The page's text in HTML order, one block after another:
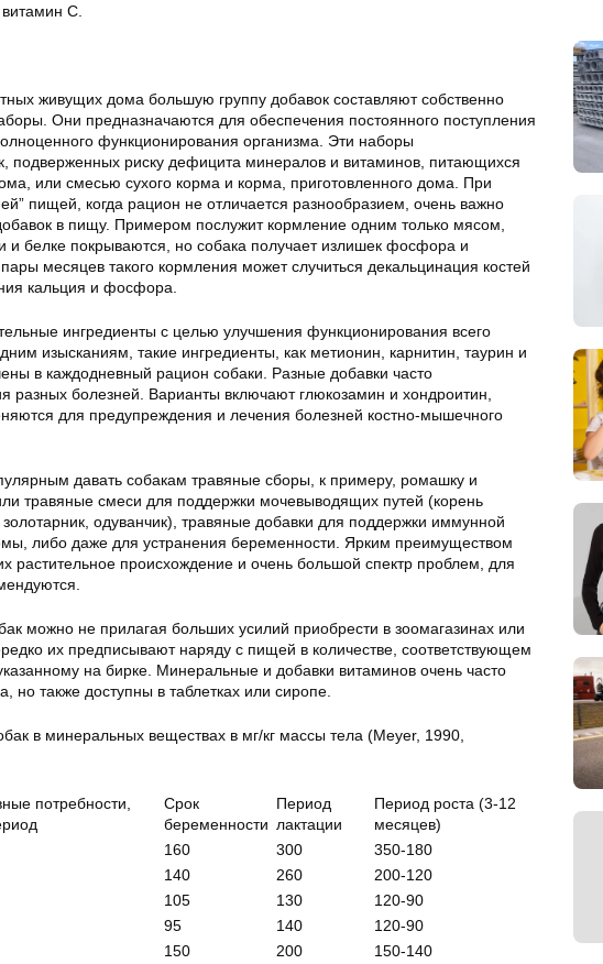
C.
живущих дома большую группу добавок составляют собственно
Они предназначаются для обеспечения постоянного поступления
функционирования организма. Эти наборы
подверженных риску дефицита минералов и витаминов, питающихся
или смесью сухого корма и корма, приготовленного дома. При
пищей, когда рацион не отличается разнообразием, очень важно
в пищу. Примером послужит кормление одним только мясом,
и белке покрываются, но собака получает излишек фосфора и
месяцев такого кормления может случиться декальцинация костей
кальция и фосфора.
ингредиенты с целью улучшения функционирования всего
изысканиям, такие ингредиенты, как метионин, карнитин, таурин и
в каждодневный рацион собаки. Разные добавки часто
разных болезней. Варианты включают глюкозамин и хондроитин,
для предупреждения и лечения болезней костно-мышечного
давать собакам травяные сборы, к примеру, ромашку и
травяные смеси для поддержки мочевыводящих путей (корень
одуванчик), травяные добавки для поддержки иммунной
либо даже для устранения беременности. Ярким преимуществом
растительное происхождение и очень большой спектр проблем, для
можно не прилагая больших усилий приобрести в зоомагазинах или
их предписывают наряду с пищей в количестве, соответствующем
на бирке. Минеральные и добавки витаминов очень часто
но также доступны в таблетках или сиропе.
в минеральных веществах в мг/кг массы тела (Meyer, 1990,
потребности,
Срок
беременности
Период
лактации
Период роста (3-12
месяцев)
160 300
350-180
140 260
200-120
105 130
120-90
95 140
120-90
150 200
150-140